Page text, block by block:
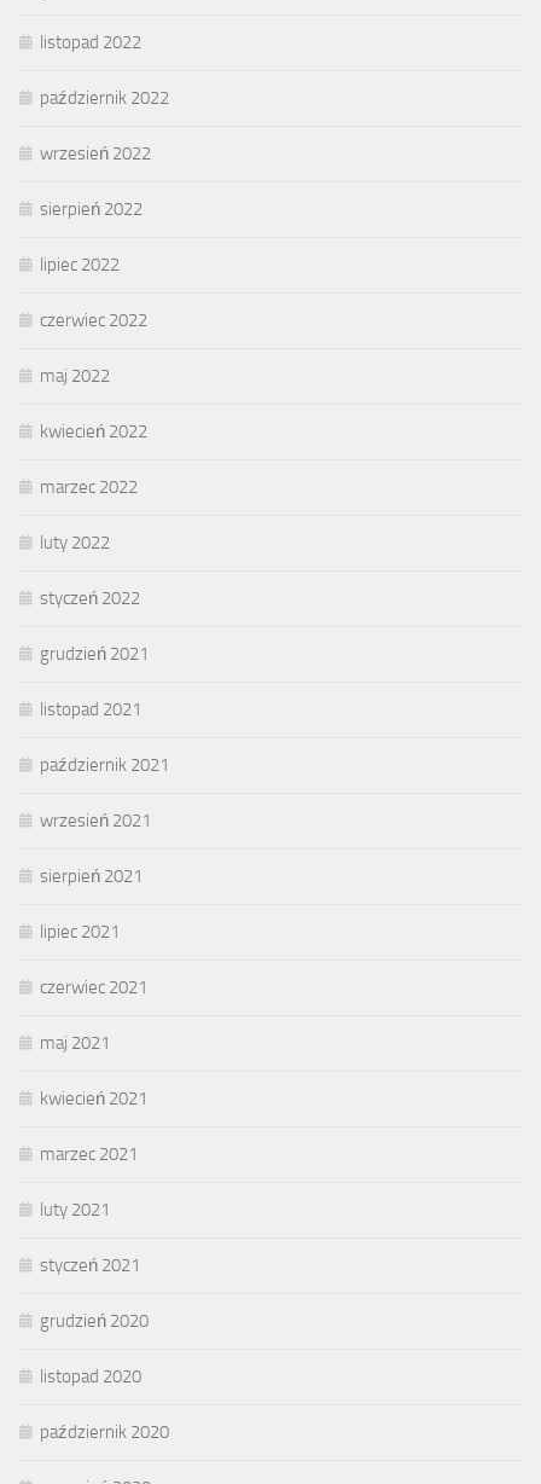
listopad 2022
październik 2022
wrzesień 2022
sierpień 2022
lipiec 2022
czerwiec 2022
maj 2022
kwiecień 2022
marzec 2022
luty 2022
styczeń 2022
grudzień 2021
listopad 2021
październik 2021
wrzesień 2021
sierpień 2021
lipiec 2021
czerwiec 2021
maj 2021
kwiecień 2021
marzec 2021
luty 2021
styczeń 2021
grudzień 2020
listopad 2020
październik 2020